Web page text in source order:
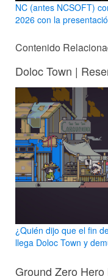
NC (antes NCSOFT)
2026 con la
Contenido
Doloc Town |
¿Quién dijo que el fin
llega Doloc Town y
Ground Zero